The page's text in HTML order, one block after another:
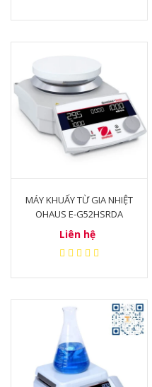
MÁY KHUẤY TỪ GIA NHIỆT
OHAUS E-G52HSRDA
Liên hệ